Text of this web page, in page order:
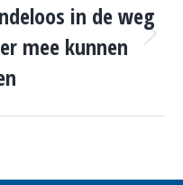
in de weg
mee kunnen